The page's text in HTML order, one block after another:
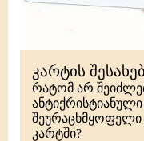
კარტის შესახებ
რატომ არ
კარტში?